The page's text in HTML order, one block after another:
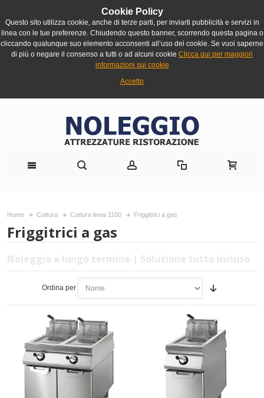
Cookie Policy
Questo sito utilizza cookie, anche di terze parti, per inviarti pubblicità e servizi in
linea con le tue preferenze. Chiudendo questo banner, scorrendo questa pagina o
cliccando qualunque suo elemento acconsenti all’uso dei cookie. Se vuoi saperne
di più o negare il consenso a tutti o ad alcuni cookie Clicca qui per maggiori
informazioni sui cookie
Accetto
Home Cottura Cottura linea 1100 Friggitrici a gas
Friggitrici a gas
Noleggio a lungo termine | Soluzione tutto incluso
Ordina per